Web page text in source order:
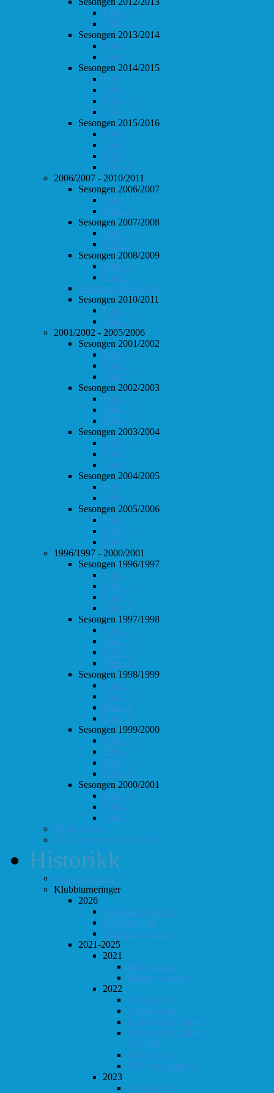
Follo 1
Follo 2
Sesongen 2013/2014
Follo 1
Follo 2
Sesongen 2014/2015
Follo 1
Follo 2
Follo 3
Follo 4
Sesongen 2015/2016
Follo 1
Follo 2
Follo 3
Follo 4
2006/2007 - 2010/2011
Sesongen 2006/2007
Follo 1
Follo 2
Sesongen 2007/2008
Follo 1
Follo 2
Sesongen 2008/2009
Follo 1
Follo 2
Sesongen 2009/2010
Sesongen 2010/2011
Follo 1
Follo 2
2001/2002 - 2005/2006
Sesongen 2001/2002
Follo 1
Follo 2
Follo 3
Sesongen 2002/2003
Follo 1
Follo 2
Follo 3
Sesongen 2003/2004
Follo 1
Follo 2
Follo 3
Sesongen 2004/2005
Follo 1
Follo 2
Sesongen 2005/2006
Follo 1
Follo 2
Follo 3
1996/1997 - 2000/2001
Sesongen 1996/1997
Follo 1
Follo 2
Follo 3
Follo 4
Sesongen 1997/1998
Follo 1
Follo 2
Follo 3
Follo 4
Sesongen 1998/1999
Follo 1
Follo 2
Follo 3
Follo 4
Sesongen 1999/2000
Follo 1
Follo 2
Follo 3
Follo 4
Sesongen 2000/2001
Follo 1
Follo 2
Follo 3
Totaloversikt
ØS-kamper med "Fullt hus"
Historikk
Vinner-oversikt
Klubbturneringer
2026
Klubbmesterskapet
KM Lynsjakk
Lyn/Hurtig våren
2021-2025
2021
Høst-konrad
Høstturneringen
2022
Vår-konrad
Vårturnering
Klubbmesterskapet
Klubbmesterskapet i
Lynsjakk
Høst-konrad
KM i Hurtigsjakk
2023
Vår-konrad